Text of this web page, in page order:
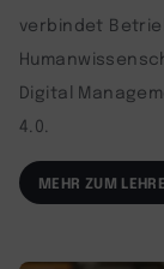
verbindet
Digital
4.0.
MEHR ZUM